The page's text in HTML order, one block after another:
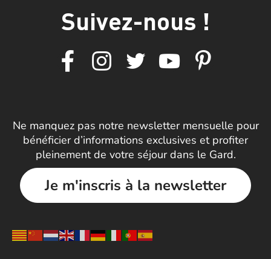
Suivez-nous !
Ne manquez pas notre newsletter mensuelle pour
bénéficier d’informations exclusives et profiter
pleinement de votre séjour dans le Gard.
Je m'inscris à la newsletter